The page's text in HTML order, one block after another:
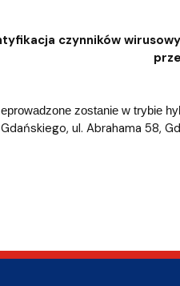
czynników
zostanie w trybie
ul. Abrahama 58,